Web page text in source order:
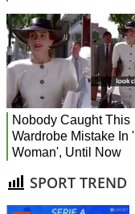
SPORT TREND